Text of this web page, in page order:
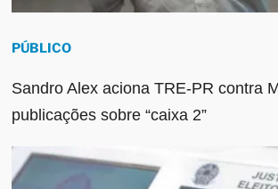
PÚBLICO
Sandro Alex aciona TRE-PR contra
publicações sobre “caixa 2”